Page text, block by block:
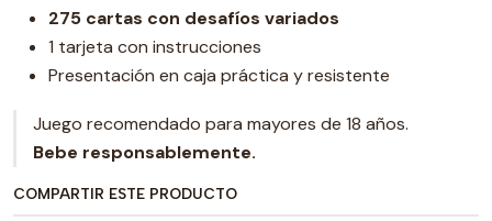
275 cartas con desafíos variados
1 tarjeta con instrucciones
Presentación en caja práctica y resistente
Juego recomendado para mayores de 18 años.
Bebe responsablemente.
COMPARTIR ESTE PRODUCTO